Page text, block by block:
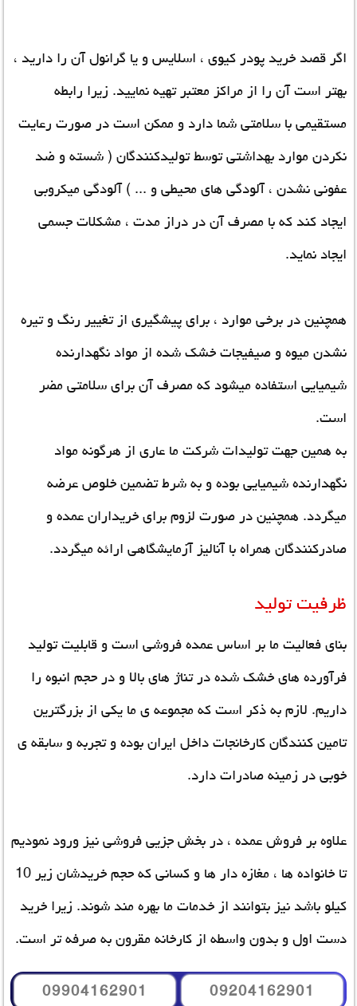
اگر قصد خرید پودر کیوی ، اسلایس و یا گرانول آن را دارید ،
بهتر است آن را از مراکز معتبر تهیه نمایید. زیرا رابطه
مستقیمی با سلامتی شما دارد و ممکن است در صورت رعایت
نکردن موارد بهداشتی توسط تولیدکنندگان ( شسته و ضد
عفونی نشدن ، آلودگی های محیطی و ... ) آلودگی میکروبی
ایجاد کند که با مصرف آن در دراز مدت ، مشکلات جسمی
ایجاد نماید.
همچنین در برخی موارد ، برای پیشگیری از تغییر رنگ و تیره
نشدن میوه و صیفیجات خشک شده از مواد نگهدارنده
شیمیایی استفاده میشود که مصرف آن برای سلامتی مضر
است.
به همین جهت تولیدات شرکت ما عاری از هرگونه مواد
نگهدارنده شیمیایی بوده و به شرط تضمین خلوص عرضه
میگردد. همچنین در صورت لزوم برای خریداران عمده و
صادرکنندگان همراه با آنالیز آزمایشگاهی ارائه میگردد.
ظرفیت تولید
بنای فعالیت ما بر اساس عمده فروشی است و قابلیت تولید
فرآورده های خشک شده در تناژ های بالا و در حجم انبوه را
داریم. لازم به ذکر است که مجموعه ی ما یکی از بزرگترین
تامین کنندگان کارخانجات داخل ایران بوده و تجربه و سابقه ی
خوبی در زمینه صادرات دارد.
علاوه بر فروش عمده ، در بخش جزیی فروشی نیز ورود نمودیم
تا خانواده ها ، مغازه دار ها و کسانی که حجم خریدشان زیر 10
کیلو باشد نیز بتوانند از خدمات ما بهره مند شوند. زیرا خرید
دست اول و بدون واسطه از کارخانه مقرون به صرفه تر است.
09204162901
09904162901